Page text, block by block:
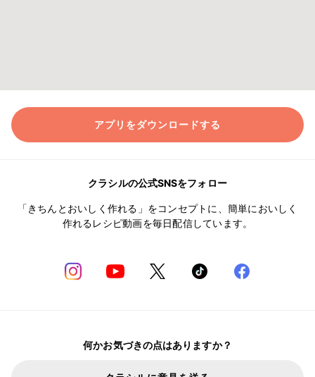
アプリをダウンロードする
クラシルの公式SNSをフォロー
「きちんとおいしく作れる」をコンセプトに、簡単においしく
作れるレシピ動画を毎日配信しています。
何かお気づきの点はありますか？